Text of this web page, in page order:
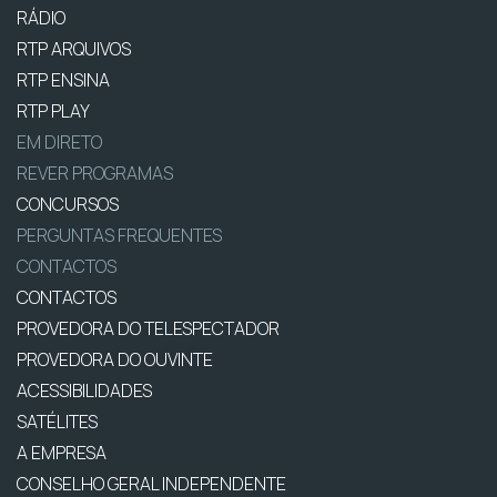
RÁDIO
RTP ARQUIVOS
RTP ENSINA
RTP PLAY
EM DIRETO
REVER PROGRAMAS
CONCURSOS
PERGUNTAS FREQUENTES
CONTACTOS
CONTACTOS
PROVEDORA DO TELESPECTADOR
PROVEDORA DO OUVINTE
ACESSIBILIDADES
SATÉLITES
A EMPRESA
CONSELHO GERAL INDEPENDENTE